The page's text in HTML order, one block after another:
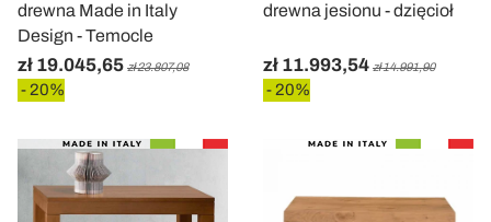
drewna Made in Italy
Design - Temocle
zł 19.045,65 zł 23.807,08
- 20%
drewna jesionu - dzięcioł
zł 11.993,54 zł 14.991,90
- 20%